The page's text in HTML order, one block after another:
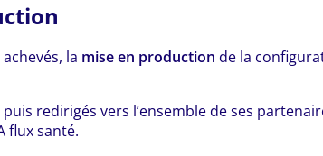
la mise en production de la
redirigés vers l’ensemble de ses
flux santé.